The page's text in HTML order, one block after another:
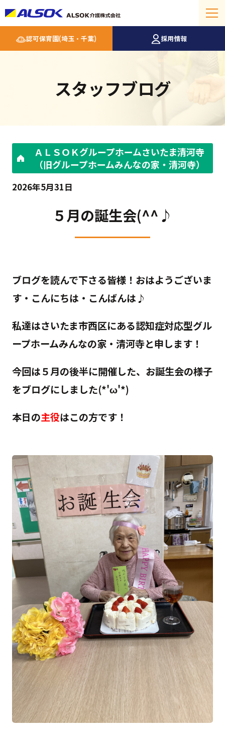
認可保育園(埼玉・千葉) 採用情報
スタッフブログ
ＡＬＳＯＫグループホームさいたま清河寺
（旧グループホームみんなの家・清河寺）
2026年5月31日
５月の誕生会(^^♪
ブログを読んで下さる皆様！おはようございま
す・こんにちは・こんばんは♪
私達はさいたま市西区にある認知症対応型グル
ープホームみんなの家・清河寺と申します！
今回は５月の後半に開催した、お誕生会の様子
をブログにしました(*'ω'*)
本日の主役はこの方です！